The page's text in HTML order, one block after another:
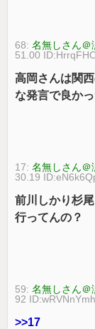
68:名無しさん＠
51.00
高岡さんは関
な発言で良か
17:名無しさん＠
30.19
前川しかり杉
行ってんの？
59:名無しさん＠
92
>>17